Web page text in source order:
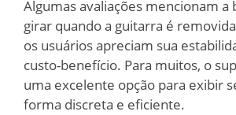
Algumas avaliações mencionam a
girar quando a guitarra é
os usuários apreciam sua
custo-benefício. Para muitos, o
uma excelente opção para exibir
forma discreta e eficiente.